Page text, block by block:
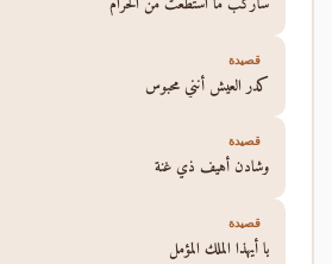
قصيدة
كدر العيش أنني محبوس
قصيدة
وشادن أهيف ذي غنة
قصيدة
يا أيهذا الملك المؤمل